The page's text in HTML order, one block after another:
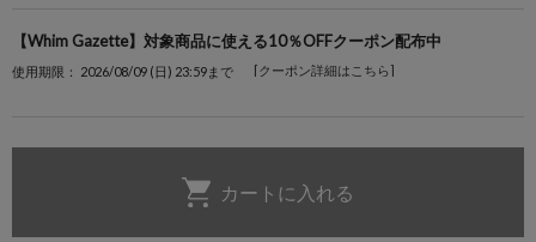
【Whim Gazette】対象商品に使える10％OFFクーポン配布中
使用期限： 2026/08/09 (日) 23:59まで [クーポン詳細はこちら]